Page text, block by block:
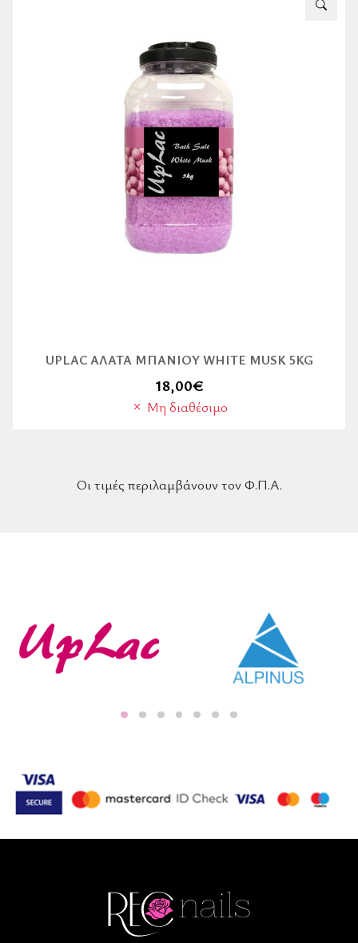
UPLAC ΆΛΑΤΑ ΜΠΆΝΙΟΥ WHITE MUSK 5KG
18,00€
Μη διαθέσιμο
Οι τιμές περιλαμβάνουν τον Φ.Π.Α.